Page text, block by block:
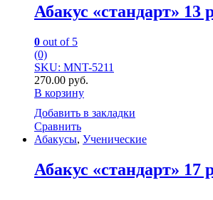
Абакус «стандарт» 13
0 out of 5
(0)
SKU: MNT-5211
270.00 руб.
В корзину
Добавить в закладки
Сравнить
Абакусы, Ученические
Абакус «стандарт» 17